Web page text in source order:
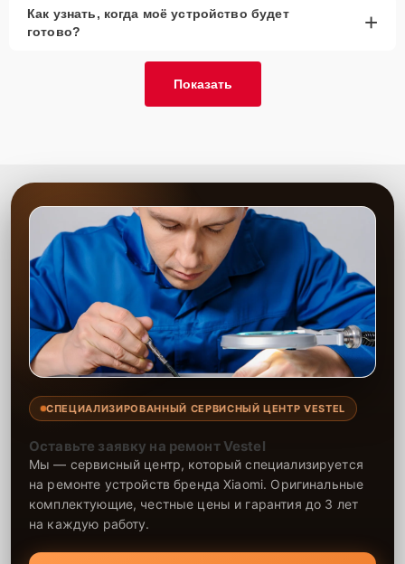
Как узнать, когда моё устройство будет
готово?
+
Показать
СПЕЦИАЛИЗИРОВАННЫЙ СЕРВИСНЫЙ ЦЕНТР VESTEL
Оставьте заявку на ремонт Vestel
Мы — сервисный центр, который специализируется
на ремонте устройств бренда Xiaomi. Оригинальные
комплектующие, честные цены и гарантия до 3 лет
на каждую работу.